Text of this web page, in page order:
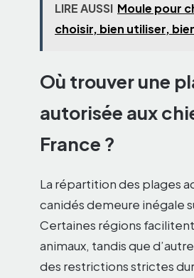
LIRE AUSSI Moule pour
choisir, bien utiliser,
Où trouver une
autorisée aux
France ?
La répartition des plages
canidés demeure inégale
Certaines régions facilitent
animaux, tandis que
des restrictions strictes